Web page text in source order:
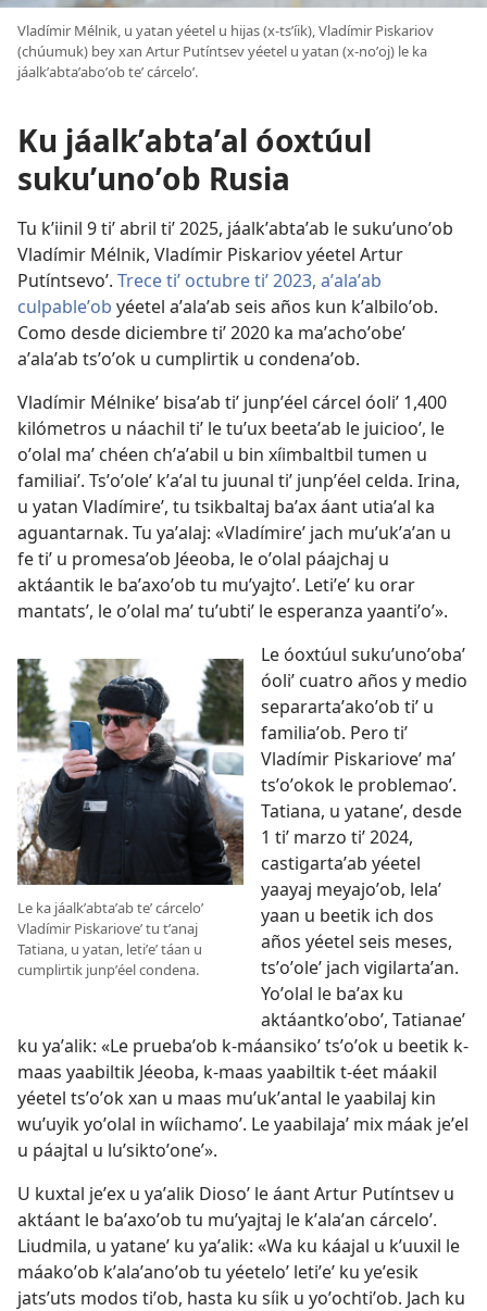
Vladímir Mélnik, u yatan yéetel u hijas (x-tsʼíik), Vladímir Piskariov
(chúumuk) bey xan Artur Putíntsev yéetel u yatan (x-noʼoj) le ka
jáalkʼabtaʼaboʼob teʼ cárceloʼ.
Ku jáalkʼabtaʼal óoxtúul
sukuʼunoʼob Rusia
Tu kʼiinil 9 tiʼ abril tiʼ 2025, jáalkʼabtaʼab le sukuʼunoʼob
Vladímir Mélnik, Vladímir Piskariov yéetel Artur
Putíntsevoʼ. Trece tiʼ octubre tiʼ 2023, aʼalaʼab
culpableʼob yéetel aʼalaʼab seis años kun kʼalbiloʼob.
Como desde diciembre tiʼ 2020 ka maʼachoʼobeʼ
aʼalaʼab tsʼoʼok u cumplirtik u condenaʼob.
Vladímir Mélnikeʼ bisaʼab tiʼ junpʼéel cárcel óoliʼ 1,400
kilómetros u náachil tiʼ le tuʼux beetaʼab le juiciooʼ, le
oʼolal maʼ chéen chʼaʼabil u bin xíimbaltbil tumen u
familiaiʼ. Tsʼoʼoleʼ kʼaʼal tu juunal tiʼ junpʼéel celda. Irina,
u yatan Vladímireʼ, tu tsikbaltaj baʼax áant utiaʼal ka
aguantarnak. Tu yaʼalaj: «Vladímireʼ jach muʼukʼaʼan u
fe tiʼ u promesaʼob Jéeoba, le oʼolal páajchaj u
aktáantik le baʼaxoʼob tu muʼyajtoʼ. Letiʼeʼ ku orar
mantatsʼ, le oʼolal maʼ tuʼubtiʼ le esperanza yaantiʼoʼ».
Le ka jáalkʼabtaʼab teʼ cárceloʼ
Vladímir Piskarioveʼ tu tʼanaj
Tatiana, u yatan, letiʼeʼ táan u
cumplirtik junpʼéel condena.
Le óoxtúul sukuʼunoʼobaʼ
óoliʼ cuatro años y medio
separartaʼakoʼob tiʼ u
familiaʼob. Pero tiʼ
Vladímir Piskarioveʼ maʼ
tsʼoʼokok le problemaoʼ.
Tatiana, u yataneʼ, desde
1 tiʼ marzo tiʼ 2024,
castigartaʼab yéetel
yaayaj meyajoʼob, lelaʼ
yaan u beetik ich dos
años yéetel seis meses,
tsʼoʼoleʼ jach vigilartaʼan.
Yoʼolal le baʼax ku
aktáantkoʼoboʼ, Tatianaeʼ
ku yaʼalik: «Le pruebaʼob k-máansikoʼ tsʼoʼok u beetik k-
maas yaabiltik Jéeoba, k-maas yaabiltik t-éet máakil
yéetel tsʼoʼok xan u maas muʼukʼantal le yaabilaj kin
wuʼuyik yoʼolal in wíichamoʼ. Le yaabilajaʼ mix máak jeʼel
u páajtal u luʼsiktoʼoneʼ».
U kuxtal jeʼex u yaʼalik Diosoʼ le áant Artur Putíntsev u
aktáant le baʼaxoʼob tu muʼyajtaj le kʼalaʼan cárceloʼ.
Liudmila, u yataneʼ ku yaʼalik: «Wa ku káajal u kʼuuxil le
máakoʼob kʼalaʼanoʼob tu yéeteloʼ letiʼeʼ ku yeʼesik
jatsʼuts modos tiʼob, hasta ku síik u yoʼochtiʼob. Jach ku